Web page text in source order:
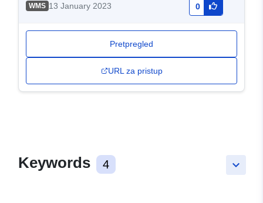
WMS 13 January 2023 0
Pretpregled
URL za pristup
keyboard_arrow_down
Keywords 4